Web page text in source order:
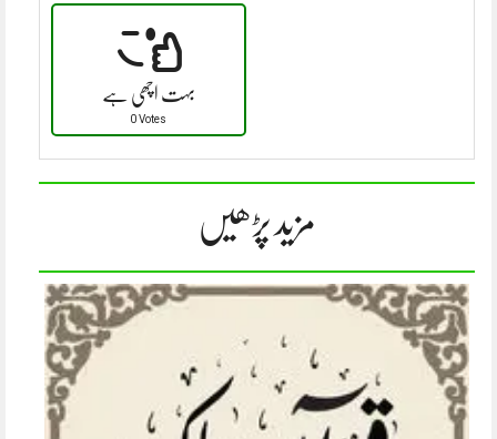
بہت اچھی ہے
0 Votes
مزید پڑھیں